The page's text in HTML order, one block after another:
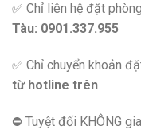
✅ Chỉ liên hệ đặt
Tàu: 0901.337.955
✅ Chỉ chuyển khoản
từ hotline trên
⛔️ Tuyệt đối KHÔNG